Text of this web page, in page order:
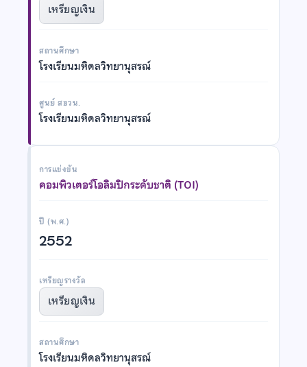
เหรียญเงิน
สถานศึกษา
โรงเรียนมหิดลวิทยานุสรณ์
ศูนย์ สอวน.
โรงเรียนมหิดลวิทยานุสรณ์
การแข่งขัน
คอมพิวเตอร์โอลิมปิกระดับชาติ (TOI)
ปี (พ.ศ.)
2552
เหรียญรางวัล
เหรียญเงิน
สถานศึกษา
โรงเรียนมหิดลวิทยานุสรณ์